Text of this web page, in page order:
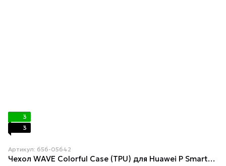
3
3
Артикул: 656-05642
Чехол WAVE Colorful Case (TPU) для Huawei P Smart+/Nova 3i Light purple